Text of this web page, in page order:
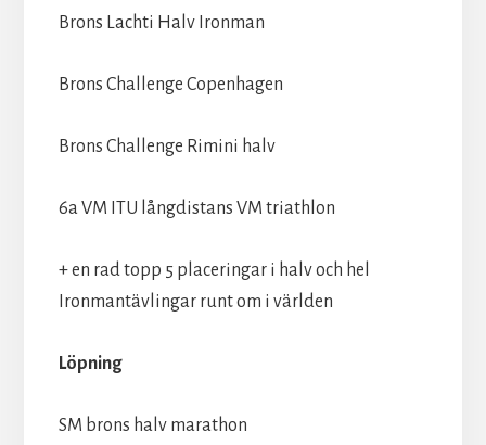
Brons Lachti Halv Ironman
Brons Challenge Copenhagen
Brons Challenge Rimini halv
6a VM ITU långdistans VM triathlon
+ en rad topp 5 placeringar i halv och hel
Ironmantävlingar runt om i världen
Löpning
SM brons halv marathon